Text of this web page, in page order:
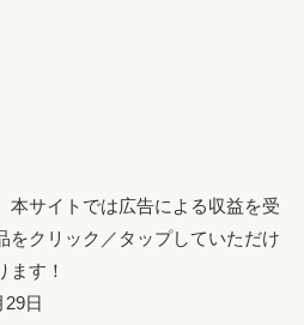
本サイトでは広告による収益を受
をクリック／タップしていただけ
ます！
29日